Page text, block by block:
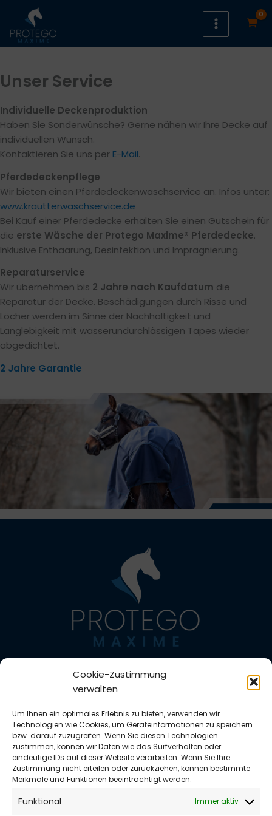
Cookie-Zustimmung
verwalten
Um Ihnen ein optimales Erlebnis zu bieten, verwenden wir
Technologien wie Cookies, um Geräteinformationen zu speichern
bzw. darauf zuzugreifen. Wenn Sie diesen Technologien
zustimmen, können wir Daten wie das Surfverhalten oder
eindeutige IDs auf dieser Website verarbeiten. Wenn Sie Ihre
Zustimmung nicht erteilen oder zurückziehen, können bestimmte
Merkmale und Funktionen beeinträchtigt werden.
Funktional Immer aktiv
springen
Unser Service
Individuelle Deckenproduktion
Haben Sie Sonderwünsche? Gerne nähen wir Ihre Decke auf
individuellen Wunsch.
Kontaktieren Sie uns per E-Mail.
Pferdedeckenpflege
Wir bieten einen Pferdedeckenwaschservice an. Infos unter:
www.krautterwaschservice.de
Bei Kauf einer Pferdedecke erhalten Sie einen Gutschein für
die erste Wäsche der Protego Maxime® Pferdedecke.
Inklusive Enthaarung, Desinfektion und Imprägnierung.
Reparaturservice
Wir übernehmen bis 2 Jahre nach Kaufdatum die
Reparatur der Decke. Beschädigungen durch Risse und
Löcher werden im Sinne der Nachhaltigkeit und
Langlebigkeit mit wasserundurchlässigen Tapes wieder
abgedichtet.
2 Jahre Garantie
Datenschutzerklärung
Zahlungsarten
Widerrufsbelehrung
Vertrag widerrufen
AGB
Richtlinie für Rückerstattungen und Rückgaben
Cookie-Richtlinie (EU)